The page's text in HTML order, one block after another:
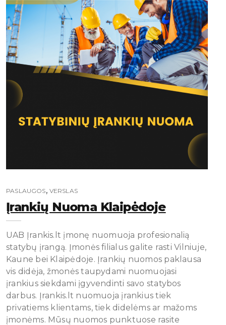
PASLAUGOS, VERSLAS
Įrankių Nuoma Klaipėdoje
UAB Įrankis.lt įmonę nuomuoja profesionalią
statybų įrangą. Įmonės filialus galite rasti Vilniuje,
Kaune bei Klaipėdoje. Įrankių nuomos paklausa
vis didėja, žmonės taupydami nuomuojasi
įrankius siekdami įgyvendinti savo statybos
darbus. Įrankis.lt nuomuoja įrankius tiek
privatiems klientams, tiek didelėms ar mažoms
įmonėms. Mūsų nuomos punktuose rasite